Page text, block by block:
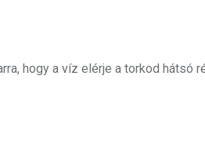
hogy a víz elérje a torkod hátsó